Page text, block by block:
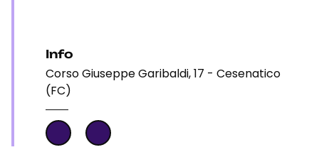
Info
Corso Giuseppe Garibaldi, 17 - Cesenatico
(FC)